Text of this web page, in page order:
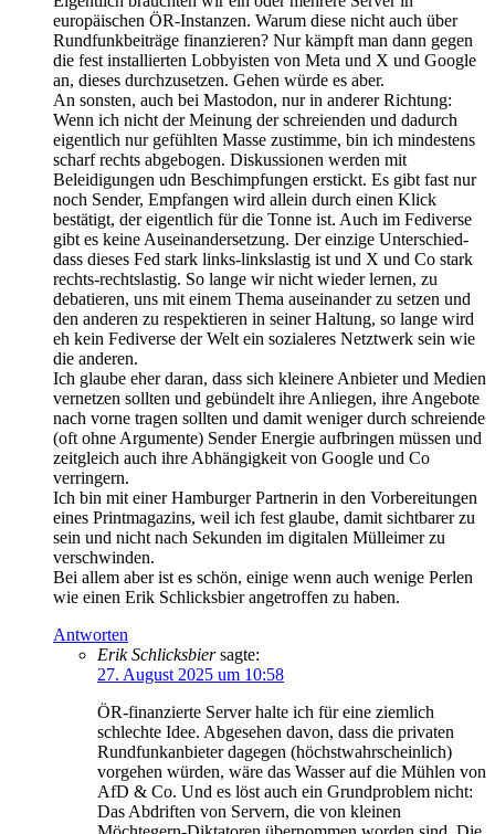
europäischen ÖR-Instanzen. Warum diese nicht auch über
Rundfunkbeiträge finanzieren? Nur kämpft man dann gegen
die fest installierten Lobbyisten von Meta und X und Google
an, dieses durchzusetzen. Gehen würde es aber.
An sonsten, auch bei Mastodon, nur in anderer Richtung:
Wenn ich nicht der Meinung der schreienden und dadurch
eigentlich nur gefühlten Masse zustimme, bin ich mindestens
scharf rechts abgebogen. Diskussionen werden mit
Beleidigungen udn Beschimpfungen erstickt. Es gibt fast nur
noch Sender, Empfangen wird allein durch einen Klick
bestätigt, der eigentlich für die Tonne ist. Auch im Fediverse
gibt es keine Auseinandersetzung. Der einzige Unterschied-
dass dieses Fed stark links-linkslastig ist und X und Co stark
rechts-rechtslastig. So lange wir nicht wieder lernen, zu
debatieren, uns mit einem Thema auseinander zu setzen und
den anderen zu respektieren in seiner Haltung, so lange wird
eh kein Fediverse der Welt ein sozialeres Netztwerk sein wie
die anderen.
Ich glaube eher daran, dass sich kleinere Anbieter und Medien
vernetzen sollten und gebündelt ihre Anliegen, ihre Angebote
nach vorne tragen sollten und damit weniger durch schreiende
(oft ohne Argumente) Sender Energie aufbringen müssen und
zeitgleich auch ihre Abhängigkeit von Google und Co
verringern.
Ich bin mit einer Hamburger Partnerin in den Vorbereitungen
eines Printmagazins, weil ich fest glaube, damit sichtbarer zu
sein und nicht nach Sekunden im digitalen Mülleimer zu
verschwinden.
Bei allem aber ist es schön, einige wenn auch wenige Perlen
wie einen Erik Schlicksbier angetroffen zu haben.
Antworten
Erik Schlicksbier sagte:
27. August 2025 um 10:58
ÖR-finanzierte Server halte ich für eine ziemlich
schlechte Idee. Abgesehen davon, dass die privaten
Rundfunkanbieter dagegen (höchstwahrscheinlich)
vorgehen würden, wäre das Wasser auf die Mühlen von
AfD & Co. Und es löst auch ein Grundproblem nicht:
Das Abdriften von Servern, die von kleinen